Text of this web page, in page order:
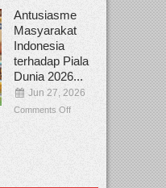
Antusiasme
Masyarakat
Indonesia
terhadap Piala
Dunia 2026...
Jun 27, 2026
Comments Off